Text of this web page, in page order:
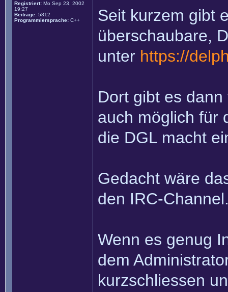
Registriert: Mo Sep 23, 2002
19:27
Beiträge: 5812
Programmiersprache: C++
Seit kurzem gibt
überschaubare,
unter https://
Dort gibt es
auch möglich für
die DGL macht
Gedacht wäre
den IRC-
Wenn es genug
dem
kurzschliessen